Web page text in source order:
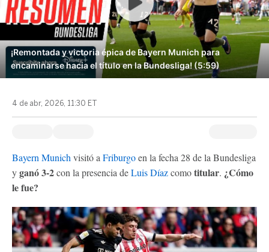
¡Remontada y victoria épica de Bayern Munich para
encaminarse hacia el título en la Bundesliga! (5:59)
4 de abr, 2026, 11:30 ET
Bayern Munich visitó a Friburgoen la fecha 28 de la Bundesliga
yganó 3-2con la presencia deLuis Díazcomotitular. ¿Cómo
le fue?